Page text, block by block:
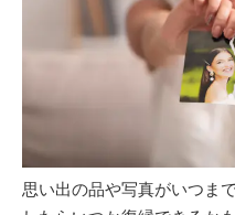
思い出の品や写真がいつま